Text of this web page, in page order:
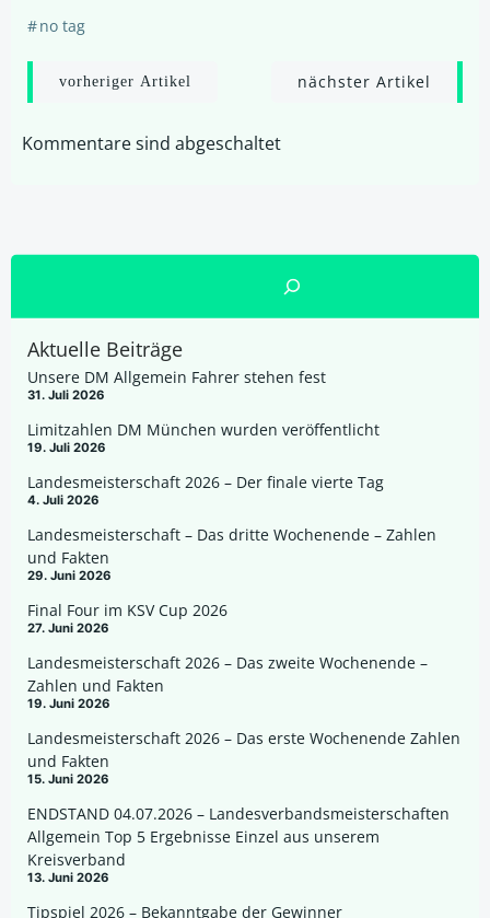
#no tag
Post
navigation
vorheriger Artikel
Post
navigation
nächster Artikel
Kommentare sind abgeschaltet
Suchen
Aktuelle Beiträge
Unsere DM Allgemein Fahrer stehen fest
31. Juli 2026
Limitzahlen DM München wurden veröffentlicht
19. Juli 2026
Landesmeisterschaft 2026 – Der finale vierte Tag
4. Juli 2026
Landesmeisterschaft – Das dritte Wochenende – Zahlen
und Fakten
29. Juni 2026
Final Four im KSV Cup 2026
27. Juni 2026
Landesmeisterschaft 2026 – Das zweite Wochenende –
Zahlen und Fakten
19. Juni 2026
Landesmeisterschaft 2026 – Das erste Wochenende Zahlen
und Fakten
15. Juni 2026
ENDSTAND 04.07.2026 – Landesverbandsmeisterschaften
Allgemein Top 5 Ergebnisse Einzel aus unserem
Kreisverband
13. Juni 2026
Tipspiel 2026 – Bekanntgabe der Gewinner